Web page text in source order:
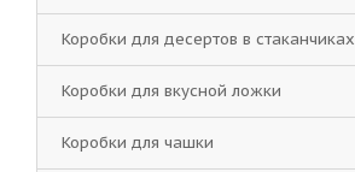
Коробки для десертов в стаканчиках
Коробки для вкусной ложки
Коробки для чашки